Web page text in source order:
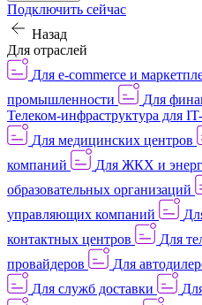
Подключить сейчас
Назад
Для отраслей
Для e-commerce и
промышленности
Для
Телеком-инфраструктура для
Для медицинских центров
компаний
Для ЖКХ и
образовательных организаций
управляющих компаний
контактных центров
Для
провайдеров
Для
Для служб доставки